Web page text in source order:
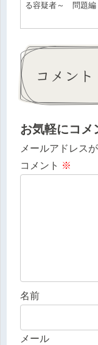
る容疑者～ 問題編
コメント
お気軽にコメ
メールアドレス
コメント ※
名前
メール